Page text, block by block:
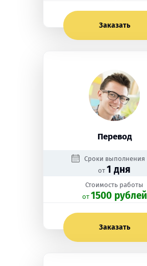
Заказать
Перевод
Сроки выполнения
от 1 дня
Стоимость работы
oт 1500 рублей
Заказать